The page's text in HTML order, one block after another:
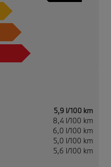
5,9 l/100 km
8,4 l/100 km
6,0 l/100 km
5,0 l/100 km
5,6 l/100 km